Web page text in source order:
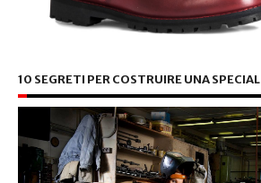
10 SEGRETI PER COSTRUIRE UNA SPECIAL